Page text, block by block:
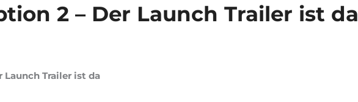
2 – Der Launch Trailer ist da
Launch Trailer ist da